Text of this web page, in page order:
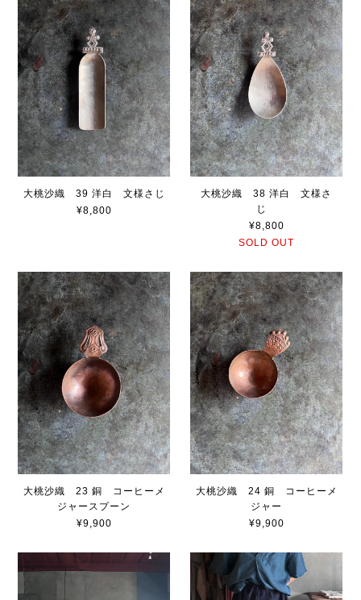
大桃沙織 39 洋白 文様さじ
¥8,800
大桃沙織 38 洋白 文様さ
じ
¥8,800
SOLD OUT
大桃沙織 23 銅 コーヒーメ
ジャースプーン
¥9,900
大桃沙織 24 銅 コーヒーメ
ジャー
¥9,900